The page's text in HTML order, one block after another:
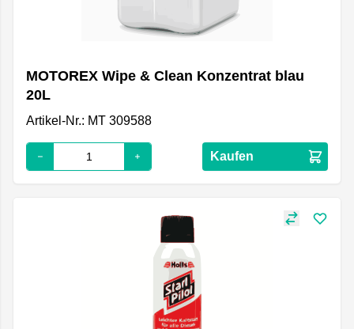
MOTOREX Wipe & Clean Konzentrat blau
20L
Artikel-Nr.: MT 309588
Kaufen